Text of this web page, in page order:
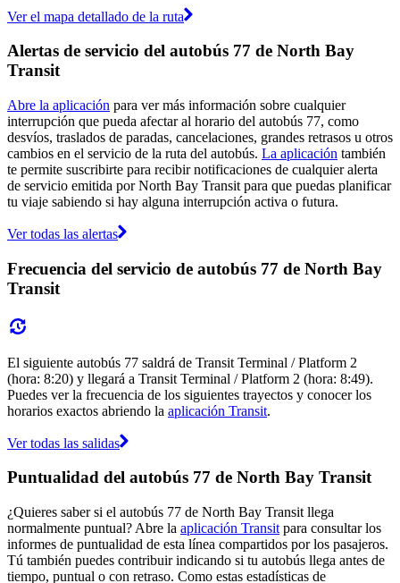
Ver el mapa detallado de la ruta
Alertas de servicio del autobús 77 de North Bay
Transit
Abre la aplicación para ver más información sobre cualquier
interrupción que pueda afectar al horario del autobús 77, como
desvíos, traslados de paradas, cancelaciones, grandes retrasos u otros
cambios en el servicio de la ruta del autobús. La aplicación también
te permite suscribirte para recibir notificaciones de cualquier alerta
de servicio emitida por North Bay Transit para que puedas planificar
tu viaje sabiendo si hay alguna interrupción activa o futura.
Ver todas las alertas
Frecuencia del servicio de autobús 77 de North Bay
Transit
El siguiente autobús 77 saldrá de Transit Terminal / Platform 2
(hora: 8:20) y llegará a Transit Terminal / Platform 2 (hora: 8:49).
Puedes ver la frecuencia de los siguientes trayectos y conocer los
horarios exactos abriendo la aplicación Transit.
Ver todas las salidas
Puntualidad del autobús 77 de North Bay Transit
¿Quieres saber si el autobús 77 de North Bay Transit llega
normalmente puntual? Abre la aplicación Transit para consultar los
informes de puntualidad de esta línea compartidos por los pasajeros.
Tú también puedes contribuir indicando si tu autobús llega antes de
tiempo, puntual o con retraso. Como estas estadísticas de